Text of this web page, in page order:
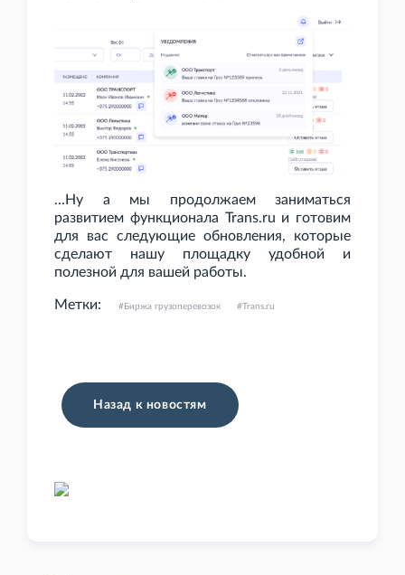
...Ну а мы продолжаем заниматься
развитием функционала Trans.ru и готовим
для вас следующие обновления, которые
сделают нашу площадку удобной и
полезной для вашей работы.
Метки: Биржа грузоперевозок Trans.ru
Назад к новостям